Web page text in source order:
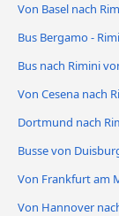
Von Basel nach
Bus Bergamo -
Bus nach Rimini
Von Cesena nach
Dortmund nach
Busse von
Von Frankfurt am
Von Hannover